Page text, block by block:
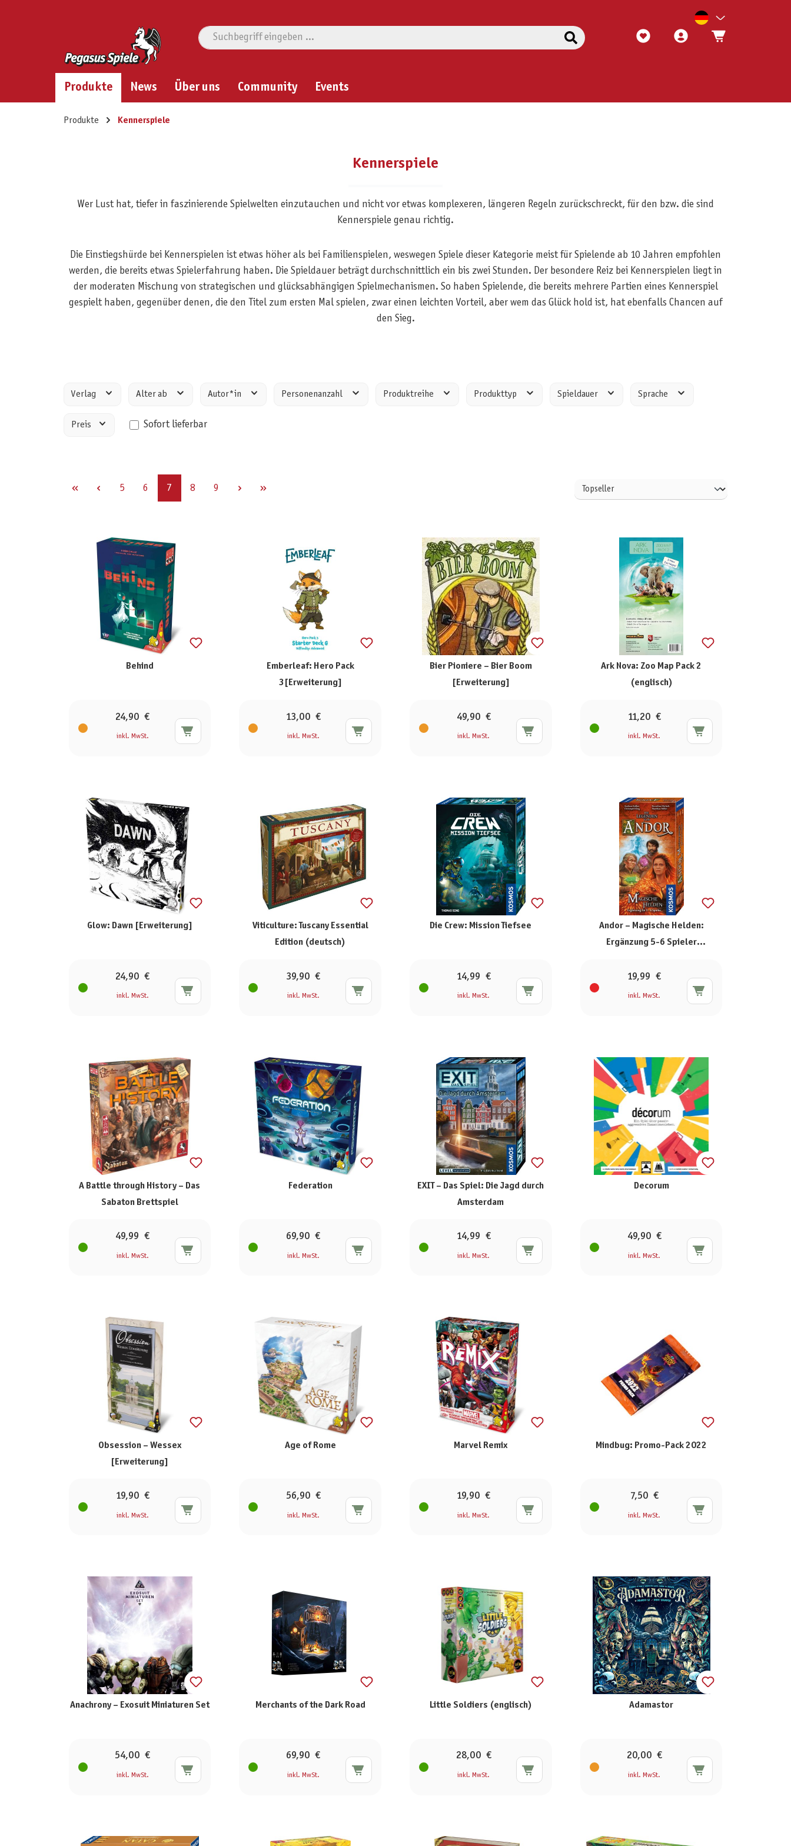
Produkte News Über uns Community Events
Produkte Kennerspiele
Kennerspiele
Wer Lust hat, tiefer in faszinierende Spielwelten einzutauchen und nicht vor etwas komplexeren, längeren Regeln zurückschreckt, für den bzw. die sind
Kennerspiele genau richtig.
Die Einstiegshürde bei Kennerspielen ist etwas höher als bei Familienspielen, weswegen Spiele dieser Kategorie meist für Spielende ab 10 Jahren empfohlen
werden, die bereits etwas Spielerfahrung haben. Die Spieldauer beträgt durchschnittlich ein bis zwei Stunden. Der besondere Reiz bei Kennerspielen liegt in
der moderaten Mischung von strategischen und glücksabhängigen Spielmechanismen. So haben Spielende, die bereits mehrere Partien eines Kennerspiel
gespielt haben, gegenüber denen, die den Titel zum ersten Mal spielen, zwar einen leichten Vorteil, aber wem das Glück hold ist, hat ebenfalls Chancen auf
den Sieg.
Verlag Alter ab Autor*in Personenanzahl Produktreihe Produkttyp Spieldauer Sprache
Preis Sofort lieferbar
Seite
5 Seite
6 Seite
7 Seite
8 Seite
9
Behind
24,90 €
inkl. MwSt.
Emberleaf: Hero Pack
3[Erweiterung]
13,00 €
inkl. MwSt.
Bier Pioniere – Bier Boom
[Erweiterung]
49,90 €
inkl. MwSt.
Ark Nova: Zoo Map Pack 2
(englisch)
11,20 €
inkl. MwSt.
Glow: Dawn [Erweiterung]
24,90 €
inkl. MwSt.
Viticulture: Tuscany Essential
Edition (deutsch)
39,90 €
inkl. MwSt.
Die Crew: Mission Tiefsee
14,99 €
inkl. MwSt.
Andor – Magische Helden:
Ergänzung 5-6 Spieler
19,99 €
inkl. MwSt.
A Battle through History – Das
Sabaton Brettspiel
49,99 €
inkl. MwSt.
Federation
69,90 €
inkl. MwSt.
EXIT – Das Spiel: Die Jagd durch
Amsterdam
14,99 €
inkl. MwSt.
Decorum
49,90 €
inkl. MwSt.
Obsession – Wessex
[Erweiterung]
19,90 €
inkl. MwSt.
Age of Rome
56,90 €
inkl. MwSt.
Marvel Remix
19,90 €
inkl. MwSt.
Mindbug: Promo-Pack 2022
7,50 €
inkl. MwSt.
Anachrony – Exosuit Miniaturen Set
54,00 €
inkl. MwSt.
Merchants of the Dark Road
69,90 €
inkl. MwSt.
Little Soldiers (englisch)
28,00 €
inkl. MwSt.
Adamastor
20,00 €
inkl. MwSt.